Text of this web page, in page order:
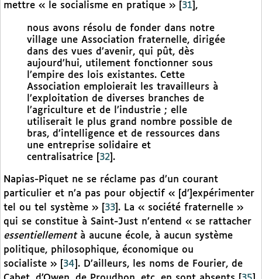
mettre « le socialisme en pratique »
31 ,
nous avons résolu de fonder dans notre
village une Association fraternelle, dirigée
dans des vues d’avenir, qui pût, dès
aujourd’hui, utilement fonctionner sous
l’empire des lois existantes. Cette
Association emploierait les travailleurs à
l’exploitation de diverses branches de
l’agriculture et de l’industrie ; elle
utiliserait le plus grand nombre possible de
bras, d’intelligence et de ressources dans
une entreprise solidaire et
centralisatrice
32 .
Napias-Piquet ne se réclame pas d’un courant
particulier et n’a pas pour objectif « [d’]expérimenter
tel ou tel système »
33 . La « société fraternelle »
qui se constitue à Saint-Just n’entend « se rattacher
essentiellement à aucune école, à aucun système
politique, philosophique, économique ou
socialiste »
34 . D’ailleurs, les noms de Fourier, de